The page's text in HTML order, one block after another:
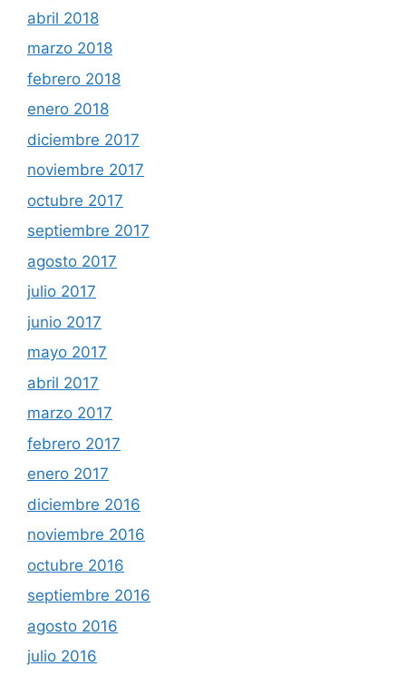
abril 2018
marzo 2018
febrero 2018
enero 2018
diciembre 2017
noviembre 2017
octubre 2017
septiembre 2017
agosto 2017
julio 2017
junio 2017
mayo 2017
abril 2017
marzo 2017
febrero 2017
enero 2017
diciembre 2016
noviembre 2016
octubre 2016
septiembre 2016
agosto 2016
julio 2016